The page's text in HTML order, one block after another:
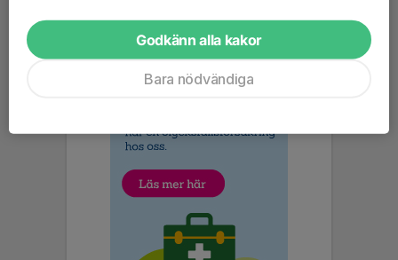
Godkänn alla kakor
Bara nödvändiga